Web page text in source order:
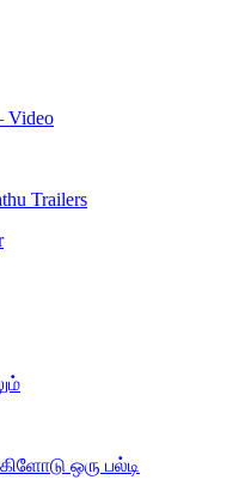
Video
Trailers
ஒரு பல்டி